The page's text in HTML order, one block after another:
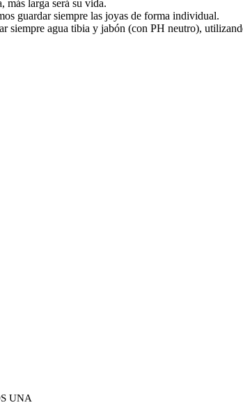
más larga será su vida.
guardar siempre las joyas de forma individual.
siempre agua tibia y jabón (con PH neutro),
UNA